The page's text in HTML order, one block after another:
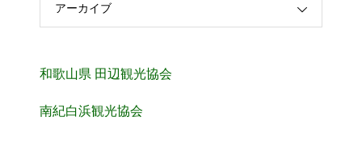
アーカイブ
和歌山県 田辺観光協会
南紀白浜観光協会